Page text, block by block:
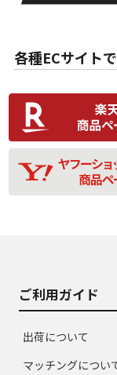
な
C
使用感や
比較的き
D
使用感や
あり、一
各種ECサイト
ご利用ガイド
出荷について
マッチングについ